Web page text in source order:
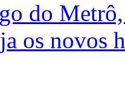
do
os novos